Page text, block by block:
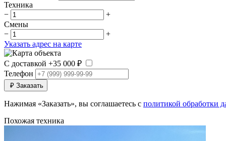
Техника
−
+
Смены
−
+
Указать адрес на карте
С доставкой +35 000 ₽
Телефон
₽ Заказать
Нажимая «Заказать», вы соглашаетесь с политикой обработки
Похожая техника